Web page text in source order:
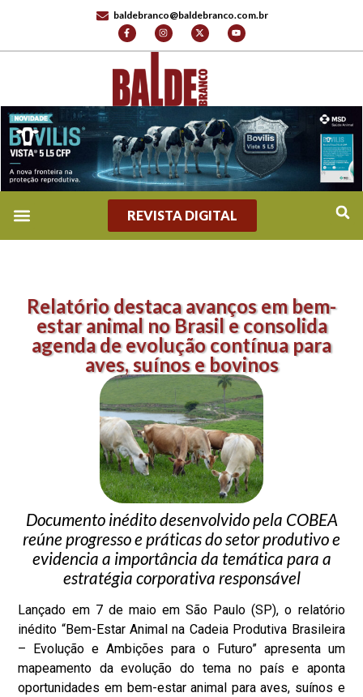
baldebranco@baldebranco.com.br
REVISTA DIGITAL
Relatório destaca avanços em bem-
estar animal no Brasil e consolida
agenda de evolução contínua para
aves, suínos e bovinos
Documento inédito desenvolvido pela COBEA
reúne progresso e práticas do setor produtivo e
evidencia a importância da temática para a
estratégia corporativa responsável
Lançado em 7 de maio em São Paulo (SP), o relatório
inédito “Bem-Estar Animal na Cadeia Produtiva Brasileira
– Evolução e Ambições para o Futuro” apresenta um
mapeamento da evolução do tema no país e aponta
oportunidades em bem-estar animal para aves, suínos e